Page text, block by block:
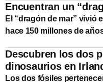
Encuentran un
El “dragón de mar” vivió
hace 150 millones de
Descubren los dos
dinosaurios en
Los dos fósiles